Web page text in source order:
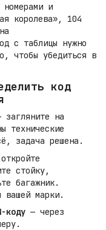
и
королева», 104
с таблицы нужно
чтобы убедиться в
код
загляните на
технические
задача решена.
стойку,
багажник.
вашей марки.
коду — через